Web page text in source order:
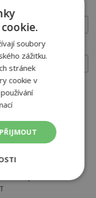
těchto dvou
domu?
ANO
domě?
údajů a zasláním
soubory
zážitku.
stránek
cookie v
Soubory